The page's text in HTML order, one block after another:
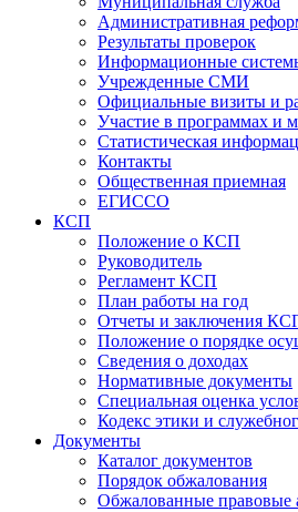
Административная
Результаты проверок
Информационные
Учрежденные СМИ
Официальные визиты и
Участие в программах и
Статистическая
Контакты
Общественная приемная
ЕГИССО
КСП
Положение о КСП
Руководитель
Регламент КСП
План работы на год
Отчеты и заключения
Положение о порядке
Сведения о доходах
Нормативные документы
Специальная оценка
Кодекс этики и
Документы
Каталог документов
Порядок обжалования
Обжалованные правовые